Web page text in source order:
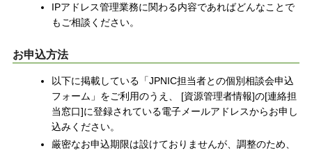
IPアドレス管理業務に関わる内容であればどんなことで
もご相談ください。
お申込方法
以下に掲載している「JPNIC担当者との個別相談会申込
フォーム」をご利用のうえ、 [資源管理者情報]の[連絡担
当窓口]に登録されている電子メールアドレスからお申し
込みください。
厳密なお申込期限は設けておりませんが、調整のため、